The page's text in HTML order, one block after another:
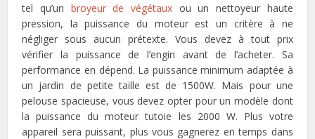
tel qu’un broyeur de végétaux ou un nettoyeur haute
pression, la puissance du moteur est un critère à ne
négliger sous aucun prétexte. Vous devez à tout prix
vérifier la puissance de l’engin avant de l’acheter. Sa
performance en dépend. La puissance minimum adaptée à
un jardin de petite taille est de 1500W. Mais pour une
pelouse spacieuse, vous devez opter pour un modèle dont
la puissance du moteur tutoie les 2000 W. Plus votre
appareil sera puissant, plus vous gagnerez en temps dans